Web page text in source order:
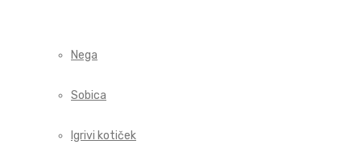
Nega
Sobica
Igrivi kotiček